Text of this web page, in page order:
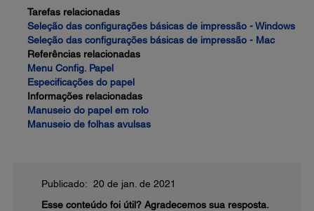
Tarefas relacionadas
Seleção das configurações básicas de impressão - Windows
Seleção das configurações básicas de impressão - Mac
Referências relacionadas
Menu Config. Papel
Especificações do papel
Informações relacionadas
Manuseio do papel em rolo
Manuseio de folhas avulsas
Publicado: 20 de jan. de 2021
Esse conteúdo foi útil? Agradecemos sua resposta.